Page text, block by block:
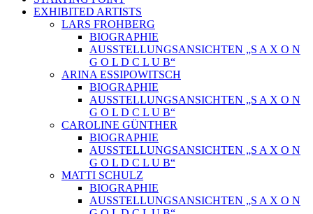
EXHIBITED ARTISTS
LARS FROHBERG
BIOGRAPHIE
AUSSTELLUNGSANSICHTEN „S A X O N
G O L D C L U B“
ARINA ESSIPOWITSCH
BIOGRAPHIE
AUSSTELLUNGSANSICHTEN „S A X O N
G O L D C L U B“
CAROLINE GÜNTHER
BIOGRAPHIE
AUSSTELLUNGSANSICHTEN „S A X O N
G O L D C L U B“
MATTI SCHULZ
BIOGRAPHIE
AUSSTELLUNGSANSICHTEN „S A X O N